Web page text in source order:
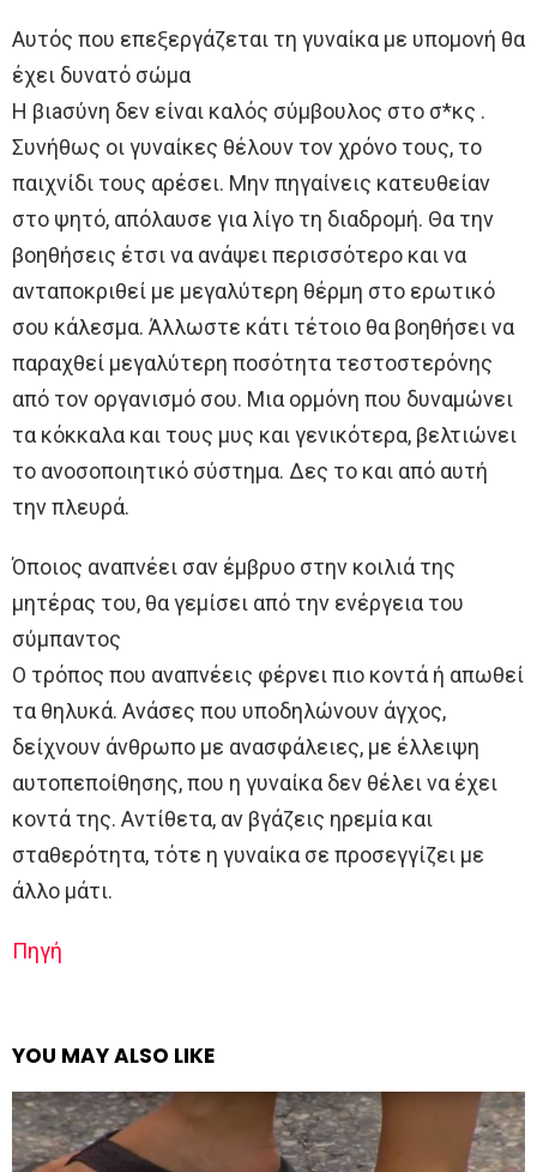
Αυτός που επεξεργάζεται τη γυναίκα με υπομονή θα
έχει δυνατό σώμα
Η βιaσύνη δεν είναι καλός σύμβουλος στο σ*κς .
Συνήθως οι γυναίκες θέλουν τον χρόνο τους, το
παιχνίδι τους αρέσει. Μην πηγαίνεις κατευθείαν
στο ψητό, απόλαυσε για λίγο τη διαδρομή. Θα την
βοηθήσεις έτσι να ανάψει περισσότερο και να
ανταποκριθεί με μεγαλύτερη θέρμη στο ερωτικό
σου κάλεσμα. Άλλωστε κάτι τέτοιο θα βοηθήσει να
παραχθεί μεγαλύτερη ποσότητα τεστοστερόνης
από τον οργανισμό σου. Μια ορμόνη που δυναμώνει
τα κόκκαλα και τους μυς και γενικότερα, βελτιώνει
το ανοσοποιητικό σύστημα. Δες το και από αυτή
την πλευρά.
Όποιος αναπνέει σαν έμβρυο στην κοιλιά της
μητέρας του, θα γεμίσει από την ενέργεια του
σύμπαντος
Ο τρόπος που αναπνέεις φέρνει πιο κοντά ή απωθεί
τα θηλυκά. Ανάσες που υποδηλώνουν άγχος,
δείχνουν άνθρωπο με ανασφάλειες, με έλλειψη
αυτοπεποίθησης, που η γυναίκα δεν θέλει να έχει
κοντά της. Αντίθετα, αν βγάζεις ηρεμία και
σταθερότητα, τότε η γυναίκα σε προσεγγίζει με
άλλο μάτι.
Πηγή
YOU MAY ALSO LIKE